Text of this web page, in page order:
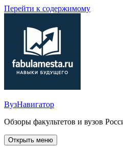
Перейти к содержимому
ВузНавигатор
Обзоры факультетов и вузов
Открыть меню